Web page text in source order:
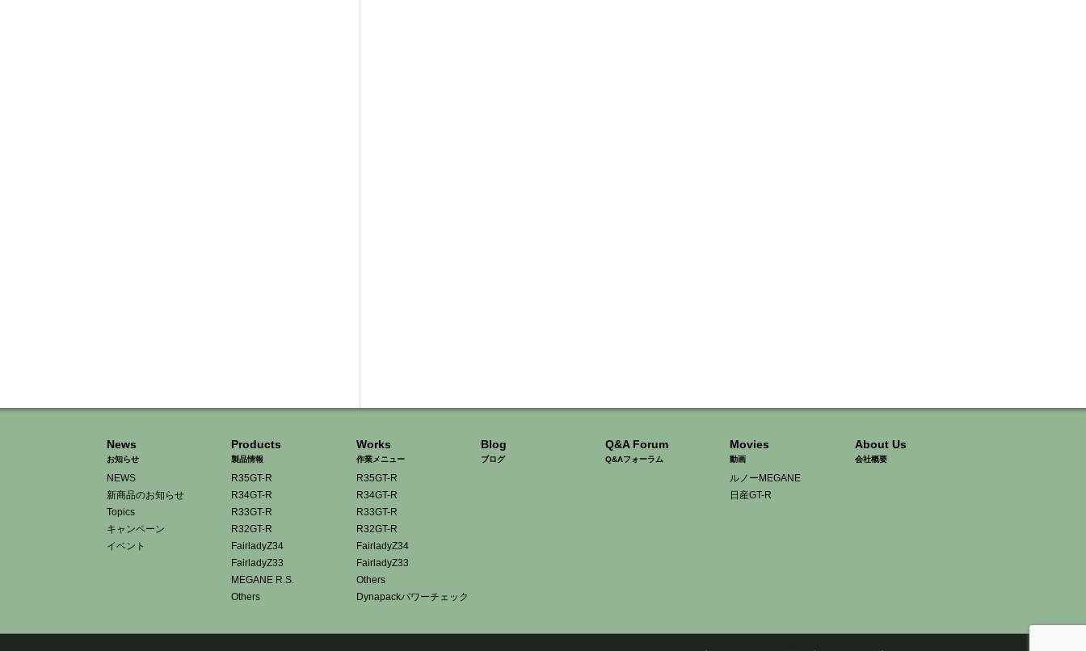
News
お知らせ
NEWS
新商品のお知らせ
Topics
キャンペーン
イベント
Products
製品情報
R35GT-R
R34GT-R
R33GT-R
R32GT-R
FairladyZ34
FairladyZ33
MEGANE R.S.
Others
Works
作業メニュー
R35GT-R
R34GT-R
R33GT-R
R32GT-R
FairladyZ34
FairladyZ33
Others
Dynapackパワーチェック
Blog
ブログ
Q&A Forum
Q&Aフォーラム
Movies
動画
ルノーMEGANE
日産GT-R
About Us
会社概要